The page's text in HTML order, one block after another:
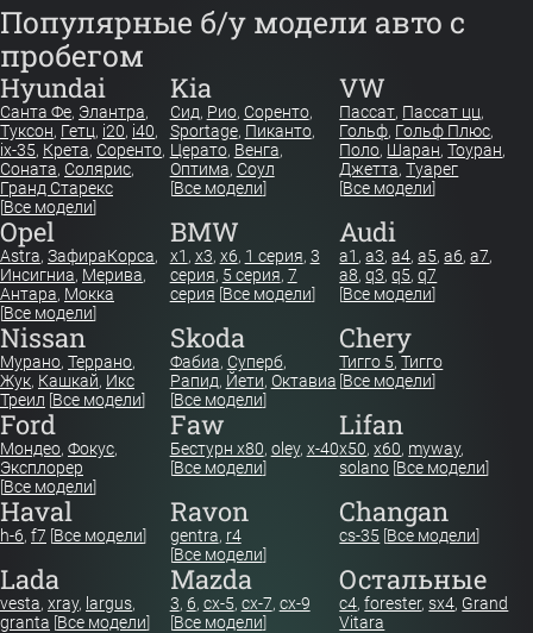
Популярные б/у модели авто с
пробегом
Hyundai
Санта Фе, Элантра,
Туксон, Гетц, i20, i40,
ix-35, Крета, Соренто,
Соната, Солярис,
Гранд Старекс
[Все модели]
Kia
Сид, Рио, Соренто,
Sportage, Пиканто,
Церато, Венга,
Оптима, Соул
[Все модели]
VW
Пассат, Пассат цц,
Гольф, Гольф Плюс,
Поло, Шаран,Тоуран,
Джетта,Туарег
[Все модели]
Opel
Astra, ЗафираКорса,
Инсигниа, Мерива,
Антара, Мокка
[Все модели]
BMW
x1 , x3, x6, 1 серия, 3
серия, 5 серия, 7
серия [Все модели]
Audi
a1 ,a3,a4,a5,a6,a7,
a8,q3,q5,q7
[Все модели]
Nissan
Мурано, Террано,
Жук, Кашкай, Икс
Треил [Все модели]
Skoda
Фабиа, Суперб,
Рапид, Йети, Октавиа
[Все модели]
Chery
Тигго 5,Тигго
[Все модели]
Ford
Мондео, Фокус,
Эксплорер
[Все модели]
Faw
Бестурн х80, oley, x-40
[Все модели]
Lifan
x50,x60, myway,
solano [Все модели]
Haval
h-6, f7 [Все модели]
Ravon
gentra, r4
[Все модели]
Changan
cs-35 [Все модели]
Lada
vesta, xray, largus,
granta [Все модели]
Mazda
3, 6, cx-5, cx-7, cx-9
[Все модели]
Остальные
c4,forester,sx4, Grand
Vitara